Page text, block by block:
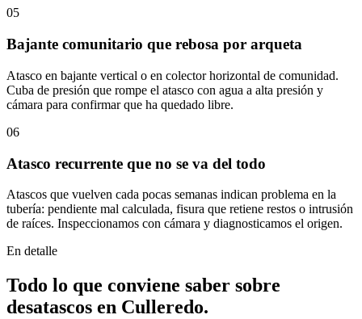
05
Bajante comunitario que rebosa por arqueta
Atasco en bajante vertical o en colector horizontal de comunidad.
Cuba de presión que rompe el atasco con agua a alta presión y
cámara para confirmar que ha quedado libre.
06
Atasco recurrente que no se va del todo
Atascos que vuelven cada pocas semanas indican problema en la
tubería: pendiente mal calculada, fisura que retiene restos o intrusión
de raíces. Inspeccionamos con cámara y diagnosticamos el origen.
En detalle
Todo lo que conviene saber sobre
desatascos en Culleredo.